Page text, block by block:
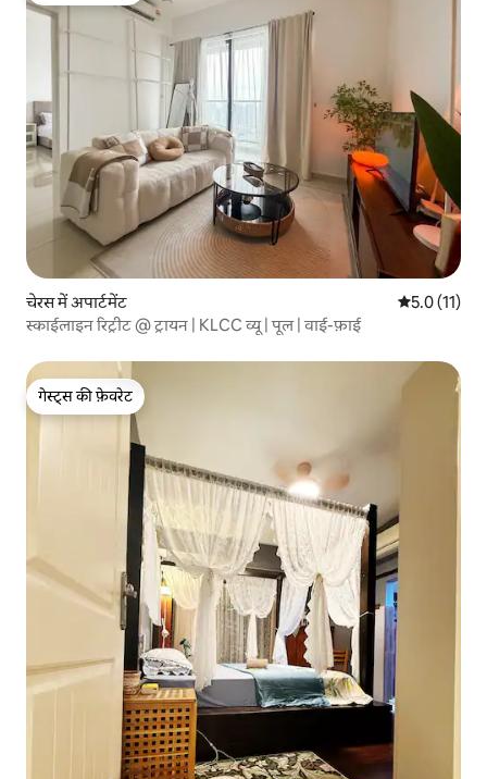
चेरस में अपार्टमेंट औसत रेटिंग 5
5.0 (11)
स्काईलाइन रिट्रीट @ ट्रायन | KLCC व्यू | पूल | वाई-फ़ाई
गेस्ट्स की फ़ेवरेट
गेस्ट्स की फ़ेवरेट